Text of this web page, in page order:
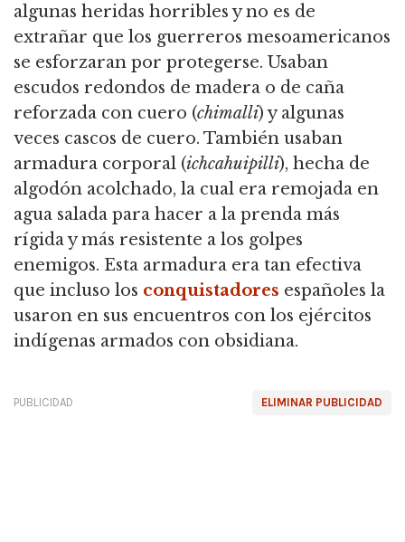
algunas heridas horribles y no es de
extrañar que los guerreros mesoamericanos
se esforzaran por protegerse. Usaban
escudos redondos de madera o de caña
reforzada con cuero (chimalli) y algunas
veces cascos de cuero. También usaban
armadura corporal (ichcahuipilli), hecha de
algodón acolchado, la cual era remojada en
agua salada para hacer a la prenda más
rígida y más resistente a los golpes
enemigos. Esta armadura era tan efectiva
que incluso los conquistadores españoles la
usaron en sus encuentros con los ejércitos
indígenas armados con obsidiana.
ELIMINAR PUBLICIDAD
PUBLICIDAD